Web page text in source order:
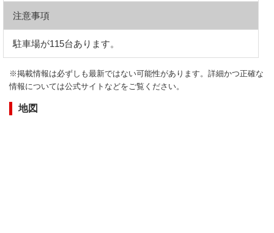
注意事項
駐車場が115台あります。
※掲載情報は必ずしも最新ではない可能性があります。詳細かつ正確な
情報については公式サイトなどをご覧ください。
地図